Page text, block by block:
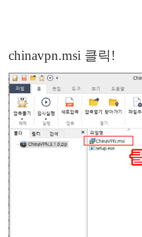
chinavpn.msi 클릭!